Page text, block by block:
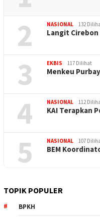
2 NASIONAL 132
Langit
3 EKBIS 117 Dilihat
Menkeu
4 NASIONAL 112
KAI Terapkan
5 NASIONAL 107
BEM
TOPIK POPULER
BPKH